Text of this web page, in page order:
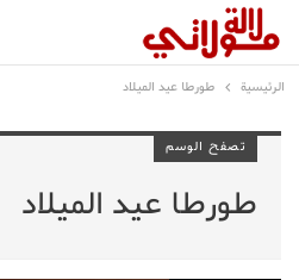
الرئيسية طورطا عيد الميلاد
تصفح الوسم
طورطا عيد الميلاد